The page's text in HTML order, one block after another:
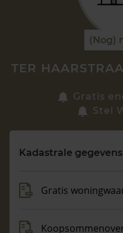
Zoek een woning
Maandag t/m vrijdag -
(Nog)
TER
Gratis
Stel
Kadastrale gegevens
Gratis